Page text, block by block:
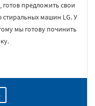
предложить свои
машин LG. У
мы готову починить